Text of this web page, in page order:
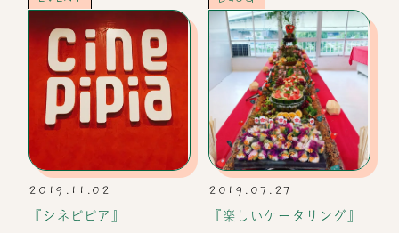
2019.11.02
『シネピピア』
2019.07.27
『楽しいケータリング』